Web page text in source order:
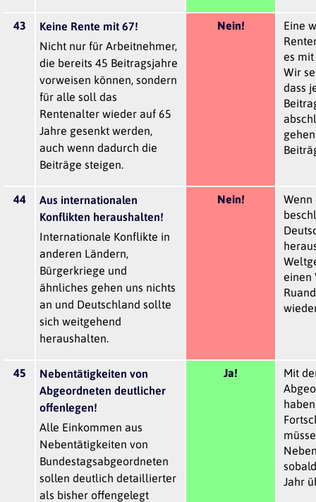
43
Keine Rente mit 67!
Nicht nur für Arbeitnehmer,
die bereits 45 Beitragsjahre
vorweisen können, sondern
für alle soll das
Rentenalter wieder auf 65
Jahre gesenkt werden,
auch wenn dadurch die
Beiträge steigen.
Nein!
Eine
es mit
Wir
dass
44
Aus internationalen
Konflikten heraushalten!
Internationale Konflikte in
anderen Ländern,
Bürgerkriege und
ähnliches gehen uns nichts
an und Deutschland sollte
sich weitgehend
heraushalten.
Nein!
Wenn
einen
45
Nebentätigkeiten von
Abgeordneten deutlicher
offenlegen!
Alle Einkommen aus
Nebentätigkeiten von
Bundestagsabgeordneten
sollen deutlich detaillierter
als bisher offengelegt
Ja!
Mit
Jahr